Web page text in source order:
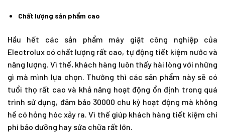
Chất lượng sản phẩm cao
Hầu hết các sản phẩm máy giặt công nghiệp của
Electrolux có chất lượng rất cao, tự động tiết kiệm nước và
năng lượng. Vì thế, khách hàng luôn thấy hài lòng với những
gì mà mình lựa chọn. Thường thì các sản phẩm này sẽ có
tuổi thọ rất cao và khả năng hoạt động ổn định trong quá
trình sử dụng, đảm bảo 30000 chu kỳ hoạt động mà không
hề có hỏng hóc xảy ra. Vì thế giúp khách hàng tiết kiệm chi
phí bảo dưỡng hay sửa chữa rất lớn.